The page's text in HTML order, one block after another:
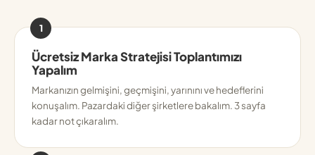
1
Ücretsiz Marka Stratejisi Toplantımızı
Yapalım
Markanızın gelmişini, geçmişini, yarınını ve hedeflerini
konuşalım. Pazardaki diğer şirketlere bakalım. 3 sayfa
kadar not çıkaralım.